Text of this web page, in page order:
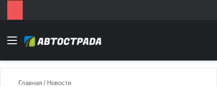
Menu
Главная / Новости